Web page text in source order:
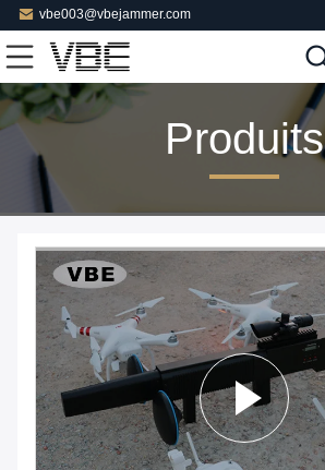
vbe003@vbejammer.com
Produits